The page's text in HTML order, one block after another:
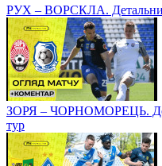
РУХ – ВОРСКЛА.
ЗОРЯ – ЧОРНОМОРЕЦЬ.
тур